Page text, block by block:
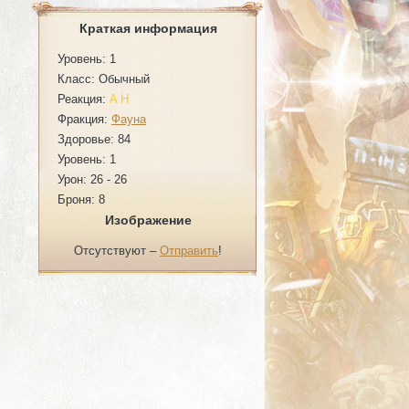
Краткая информация
Уровень: 1
Класс: Обычный
Реакция: A H
Фракция: Фауна
Здоровье: 84
Уровень: 1
Урон: 26 - 26
Броня: 8
Изображение
Отсутствуют – Отправить!